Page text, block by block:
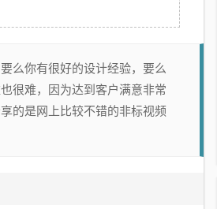
么你有很好的设计经验，要么
很难，因为达到客户满意非常
的是网上比较不错的非标视频